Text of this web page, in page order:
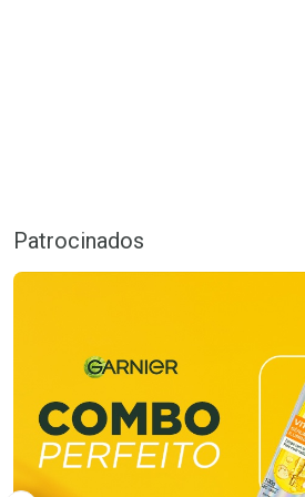
Patrocinados